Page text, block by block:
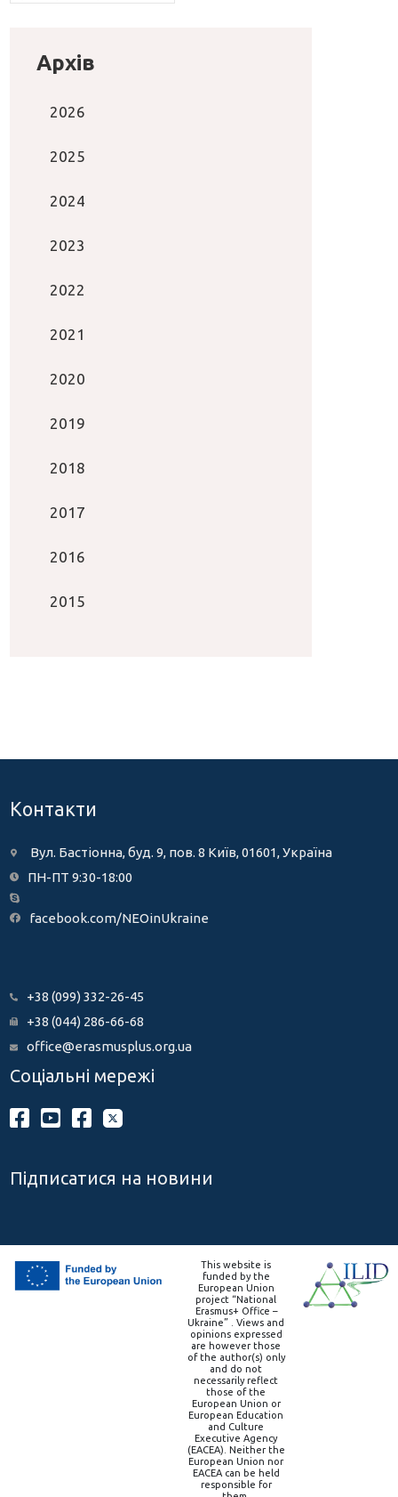
Архів
2026
2025
2024
2023
2022
2021
2020
2019
2018
2017
2016
2015
Контакти
Вул. Бастіонна, буд. 9, пов. 8 Київ, 01601, Україна
ПН-ПТ 9:30-18:00
facebook.com/NEOinUkraine
+38 (099) 332-26-45
+38 (044) 286-66-68
office@erasmusplus.org.ua
Соціальні мережі
Підписатися на новини
This website is
funded by the
European Union
project “National
Erasmus+ Office –
Ukraine” . Views and
opinions expressed
are however those
of the author(s) only
and do not
necessarily reflect
those of the
European Union or
European Education
and Culture
Executive Agency
(EACEA). Neither the
European Union nor
EACEA can be held
responsible for